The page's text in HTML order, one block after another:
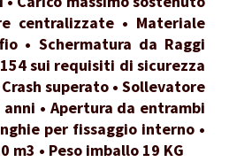
centralizzate • Materiale
• Schermatura da Raggi
sui requisiti di sicurezza
superato • Sollevatore
anni • Apertura da entrambi
per fissaggio interno •
m3 • Peso imballo 19 KG